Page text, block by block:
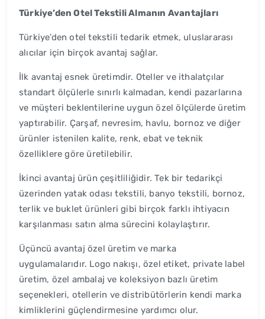
Türkiye’den Otel Tekstili Almanın Avantajları
Türkiye’den otel tekstili tedarik etmek, uluslararası
alıcılar için birçok avantaj sağlar.
İlk avantaj esnek üretimdir. Oteller ve ithalatçılar
standart ölçülerle sınırlı kalmadan, kendi pazarlarına
ve müşteri beklentilerine uygun özel ölçülerde üretim
yaptırabilir. Çarşaf, nevresim, havlu, bornoz ve diğer
ürünler istenilen kalite, renk, ebat ve teknik
özelliklere göre üretilebilir.
İkinci avantaj ürün çeşitliliğidir. Tek bir tedarikçi
üzerinden yatak odası tekstili, banyo tekstili, bornoz,
terlik ve buklet ürünleri gibi birçok farklı ihtiyacın
karşılanması satın alma sürecini kolaylaştırır.
Üçüncü avantaj özel üretim ve marka
uygulamalarıdır. Logo nakışı, özel etiket, private label
üretim, özel ambalaj ve koleksiyon bazlı üretim
seçenekleri, otellerin ve distribütörlerin kendi marka
kimliklerini güçlendirmesine yardımcı olur.